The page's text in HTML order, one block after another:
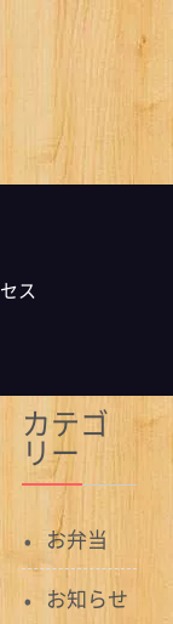
ス
カテゴ
リー
お弁当
お知らせ